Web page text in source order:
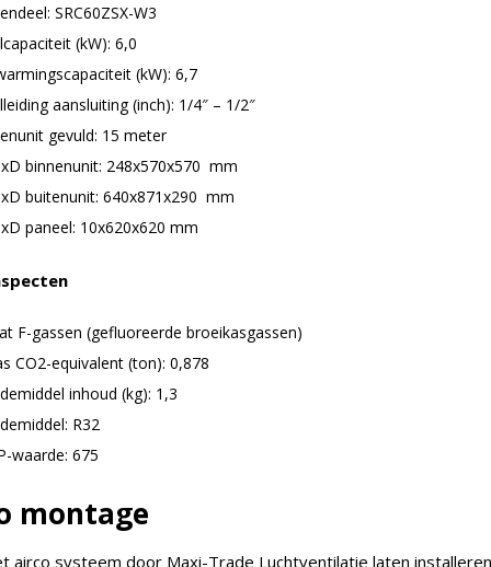
SRC60ZSX-W3
(kW): 6,0
(kW): 6,7
aansluiting (inch): 1/4″ – 1/2″
gevuld: 15 meter
binnenunit: 248x570x570 mm
buitenunit: 640x871x290 mm
paneel: 10x620x620 mm
F-gassen (gefluoreerde broeikasgassen)
CO2-equivalent (ton): 0,878
inhoud (kg): 1,3
R32
waarde: 675
montage
airco systeem door Maxi-Trade Luchtventilatie laten